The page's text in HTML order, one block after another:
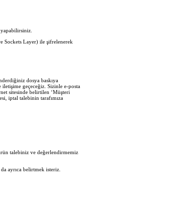
Sockets Layer) ile şifrelenerek
dosya baskıya
geçeceğiz. Sizinle e-posta
sitesinde belirtilen ‘Müşteri
iptal talebinin tarafımıza
talebiniz ve değerlendirmemiz
ayrıca belirtmek isteriz.